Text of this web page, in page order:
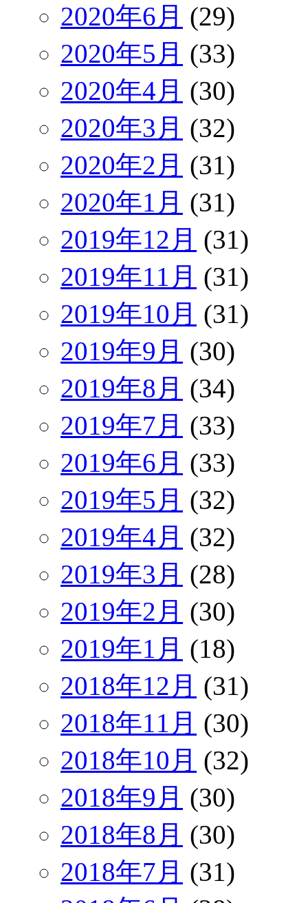
2020年6月 (29)
2020年5月 (33)
2020年4月 (30)
2020年3月 (32)
2020年2月 (31)
2020年1月 (31)
2019年12月 (31)
2019年11月 (31)
2019年10月 (31)
2019年9月 (30)
2019年8月 (34)
2019年7月 (33)
2019年6月 (33)
2019年5月 (32)
2019年4月 (32)
2019年3月 (28)
2019年2月 (30)
2019年1月 (18)
2018年12月 (31)
2018年11月 (30)
2018年10月 (32)
2018年9月 (30)
2018年8月 (30)
2018年7月 (31)